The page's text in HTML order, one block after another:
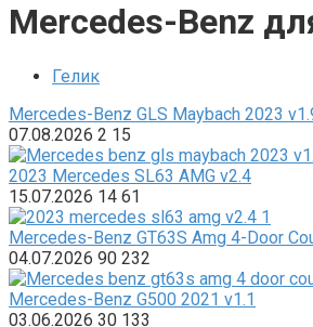
Mercedes-Benz
Гелик
Mercedes-Benz GLS Maybach 2023
07.08.2026 2 15
2023 Mercedes SL63 AMG v2.4
15.07.2026 14 61
Mercedes-Benz GT63S Amg 4-Door
04.07.2026 90 232
Mercedes-Benz G500 2021 v1.1
03.06.2026 30 133